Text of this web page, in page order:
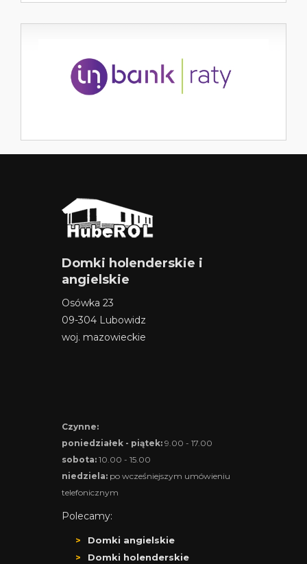
Domki holenderskie i
angielskie
Osówka 23
09-304 Lubowidz
woj. mazowieckie
Czynne:
poniedziałek - piątek: 9.00 - 17.00
sobota: 10.00 - 15.00
niedziela: po wcześniejszym umówieniu
telefonicznym
Polecamy:
Domki angielskie
Domki holenderskie